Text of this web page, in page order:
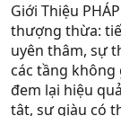
Giới Thiệu
thượng thừa:
uyên thâm, sự
các tầng không
đem lại hiệu
tật, sự giàu có